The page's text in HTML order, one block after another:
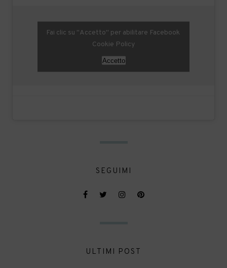
Fai clic su "Accetto" per abilitare Facebook
Cookie Policy
Accetto
SEGUIMI
ULTIMI POST